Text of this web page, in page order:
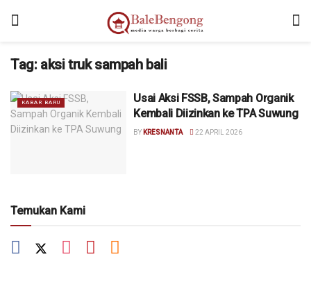
Tag: aksi truk sampah bali
KABAR BARU
Usai Aksi FSSB, Sampah Organik
Kembali Diizinkan ke TPA Suwung
BY KRESNANTA 22 APRIL 2026
Temukan Kami